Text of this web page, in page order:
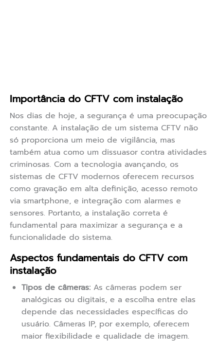
Importância do CFTV com instalação
Nos dias de hoje, a segurança é uma preocupação
constante. A instalação de um sistema CFTV não
só proporciona um meio de vigilância, mas
também atua como um dissuasor contra atividades
criminosas. Com a tecnologia avançando, os
sistemas de CFTV modernos oferecem recursos
como gravação em alta definição, acesso remoto
via smartphone, e integração com alarmes e
sensores. Portanto, a instalação correta é
fundamental para maximizar a segurança e a
funcionalidade do sistema.
Aspectos fundamentais do CFTV com
instalação
Tipos de câmeras: As câmeras podem ser
analógicas ou digitais, e a escolha entre elas
depende das necessidades específicas do
usuário. Câmeras IP, por exemplo, oferecem
maior flexibilidade e qualidade de imagem.